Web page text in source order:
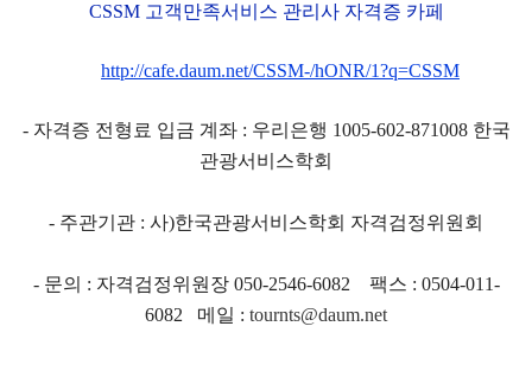
CSSM 고객만족서비스 관리사 자격증 카페
http://cafe.daum.net/CSSM-/hONR/1?q=CSSM
- 자격증 전형료 입금 계좌 : 우리은행 1005-602-871008 한국
관광서비스학회
- 주관기관 : 사)한국관광서비스학회 자격검정위원회
- 문의 : 자격검정위원장 050-2546-6082 팩스 : 0504-011-
6082 메일 : tournts@daum.net